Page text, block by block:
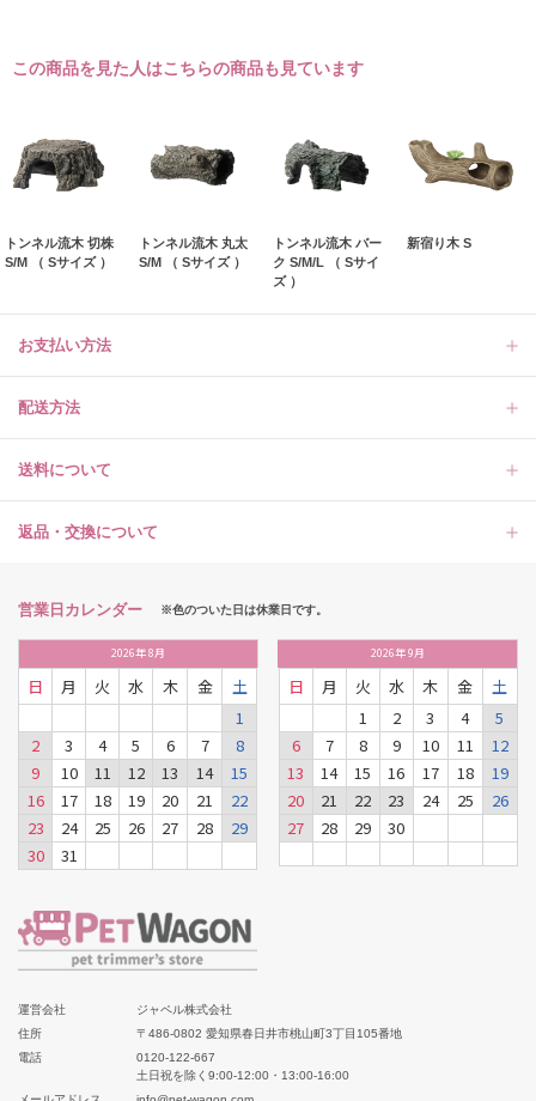
この商品を見た人はこちらの商品も見ています
トンネル流木 切株
S/M （ Sサイズ ）
トンネル流木 丸太
S/M （ Sサイズ ）
トンネル流木 バー
ク S/M/L （ Sサイ
ズ ）
新宿り木 S
お支払い方法
配送方法
送料について
返品・交換について
営業日カレンダー ※色のついた日は休業日です。
2026年8月
日 月 火 水 木 金
土
1
2
3 4 5 6 7
8
9
10 11 12 13 14
15
16
17 18 19 20 21
22
23
24 25 26 27 28
29
30
31
2026年9月
日 月 火 水 木 金
土
1
2 3 4
5
6
7 8 9 10 11
12
13
14 15 16 17 18
19
20
21 22 23 24 25
26
27
28 29 30
運営会社
ジャペル株式会社
住所
〒486-0802 愛知県春日井市桃山町3丁目105番地
電話
0120-122-667
土日祝を除く9:00-12:00・13:00-16:00